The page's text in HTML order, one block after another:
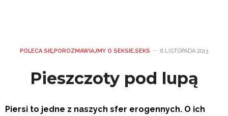
POLECA SIĘ,POROZMAWIAJMY O SEKSIE,SEKS 6 LISTOPADA 2013
Pieszczoty pod lupą
Piersi to jedne z naszych sfer erogennych. O ich